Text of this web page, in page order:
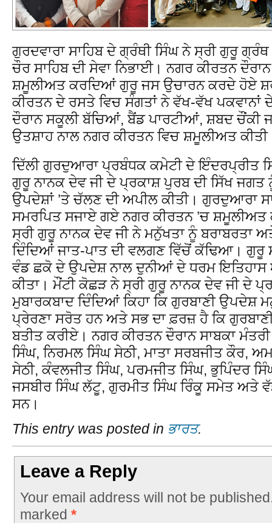
ਗੁਰਦਵਾਰਾ ਸਾਹਿਬ ਦੇ ਗ੍ਰੰਥੀ ਸਿੰਘ ਨੇ ਸ੍ਰੀ ਗੁਰੂ ਗ੍ਰੰਥ
ਚੌਰ ਸਾਹਿਬ ਦੀ ਸੇਵਾ ਨਿਭਾਈ। ਨਗਰ ਕੀਰਤਨ
ਸ਼ਮੂਲੀਅਤ ਕਰਦਿਆਂ ਗੁਰੂ ਜਸ ਉਚਾਰਨ ਕਰਦੇ ਹੋਏ
ਕੀਰਤਨ ਦੇ ਰਸਤੇ ਵਿਚ ਸੰਗਤਾਂ ਨੇ ਵੱਖ-ਵੱਖ ਪਕਵਾਨਾਂ
ਦੌਰਾਨ ਸਕੂਲੀ ਬੱਚਿਆਂ, ਬੈਂਡ ਪਾਰਟੀਆਂ, ਸ਼ਬਦ ਚੌਂਕੀ
ਉਤਸ਼ਾਹ ਨਾਲ ਨਗਰ ਕੀਰਤਨ ਵਿਚ ਸ਼ਮੂਲੀਅਤ
ਦਿੱਲੀ ਗੁਰਦੁਆਰਾ ਪ੍ਰਬੰਧਕ ਕਮੇਟੀ ਦੇ ਇੰਦਰਪ੍ਰੀਤ
ਗੁਰੂ ਨਾਨਕ ਦੇਵ ਜੀ ਦੇ ਪ੍ਰਕਾਸ਼ ਪੁਰਬ ਦੀ ਸਿੱਖ ਜਗਤ
ਉਪਦੇਸ਼ਾਂ ’ਤੇ ਚੱਲਣ ਦੀ ਅਪੀਲ ਕੀਤੀ। ਗੁਰਦੁਆਰਾ
ਸਮਰਪਿਤ ਸਜਾਏ ਗਏ ਨਗਰ ਕੀਰਤਨ ’ਚ ਸ਼ਮੂਲੀਅਤ
ਸ੍ਰੀ ਗੁਰੂ ਨਾਨਕ ਦੇਵ ਜੀ ਨੇ ਮਨੁੱਖਤਾ ਨੂੰ ਬਰਾਬਰਤਾ
ਦਿੰਦਿਆਂ ਜਾਤ-ਪਾਤ ਦੀ ਵਲਗਣ ਵਿੱਚੋਂ ਕੱਢਿਆ। ਗੁਰੂ
ਵੰਡ ਛਕੋ ਦੇ ਉਪਦੇਸ਼ ਨਾਲ ਦੁਨੀਆਂ ਦੇ ਧਰਮ ਇਤਿਹਾਸ
ਕੀਤਾ। ਮੌਂਟੀ ਕੋਛੜ ਨੇ ਸ੍ਰੀ ਗੁਰੂ ਨਾਨਕ ਦੇਵ ਜੀ ਦੇ
ਮੁਬਾਰਕਬਾਦ ਦਿੰਦਿਆਂ ਕਿਹਾ ਕਿ ਗੁਰਬਾਣੀ ਉਪਦੇਸ਼
ਪ੍ਰੇਰਣਾ ਸਰੋਤ ਹਨ ਅਤੇ ਸਭ ਦਾ ਫ਼ਰਜ਼ ਹੈ ਕਿ
ਬਤੀਤ ਕਰੀਏ। ਨਗਰ ਕੀਰਤਨ ਦੌਰਾਨ ਸਾਬਕਾ
ਸਿੰਘ, ਨਿਰਮਲ ਸਿੰਘ ਸੇਠੀ, ਮਾਤਾ ਸਰਬਜੀਤ ਕੌਰ,
ਸੇਠੀ, ਕੰਵਲਜੀਤ ਸਿੰਘ, ਪਰਮਜੀਤ ਸਿੰਘ, ਭੁਪਿੰਦਰ
ਜਸਬੀਰ ਸਿੰਘ ਲੱਟੂ, ਗੁਰਮੀਤ ਸਿੰਘ ਰਿੰਕੂ ਸਮੇਤ ਅਤੇ
ਸਨ।
This entry was posted in ਭਾਰਤ.
Leave a Reply
Your email address will not be
marked *